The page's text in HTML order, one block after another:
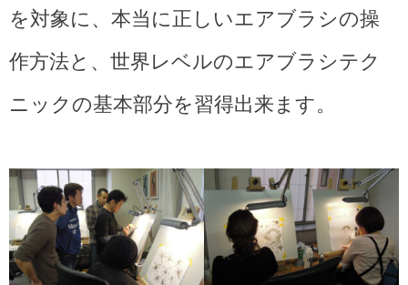
を対象に、本当に正しいエアブラシの操
作方法と、世界レベルのエアブラシテク
ニックの基本部分を習得出来ます。